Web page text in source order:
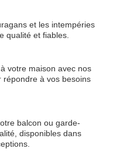
et les intempéries
qualité et fiables.
votre maison avec nos
à vos besoins
balcon ou garde-
disponibles dans